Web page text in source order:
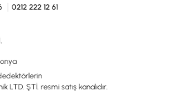
0212 222 12 61
ŞTİ. resmi satış kanalıdır.